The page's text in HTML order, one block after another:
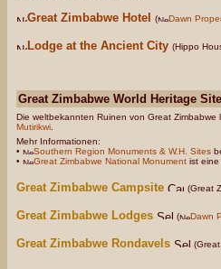
Great Zimbabwe Hotel ( Dawn
Lodge at the Ancient City (Hippo
Great Zimbabwe World Heritage Site
Die weltbekannten Ruinen von Great Zimbabwe
Mutirikwi
Mehr Informationen:
•
Southern Region Monuments & W.H. Sites
•
Great Zimbabwe National Monument ist eine
Great Zimbabwe Campsite (Great
Great Zimbabwe Lodges ( Dawn
Great Zimbabwe Rondavels